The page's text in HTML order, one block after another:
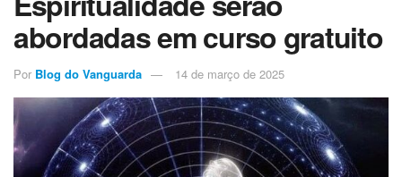
abordadas em curso gratuito
Por Blog do Vanguarda 14 de março de 2025